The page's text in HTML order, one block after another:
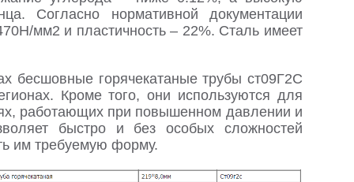
Согласно нормативной документации
мм2 и пластичность – 22%. Сталь имеет
бесшовные горячекатаные трубы ст09Г2С
Кроме того, они используются для
работающих при повышенном давлении и
быстро и без особых сложностей
им требуемую форму.